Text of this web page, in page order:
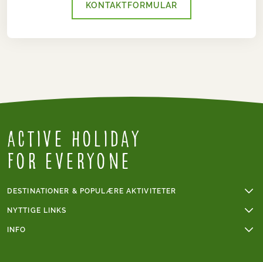
KONTAKTFORMULAR
Active Holiday
for everyone
DESTINATIONER & POPULÆRE AKTIVITETER
Vandreferie
Cykelferie i Frankrig
NYTTIGE LINKS
Online betaling
INFO